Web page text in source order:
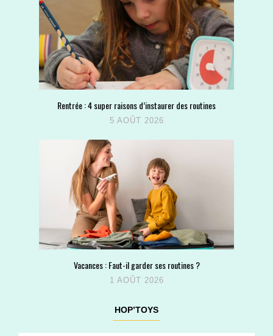
Rentrée : 4 super raisons d’instaurer des routines
5 AOÛT 2026
Vacances : Faut-il garder ses routines ?
1 AOÛT 2026
HOP’TOYS